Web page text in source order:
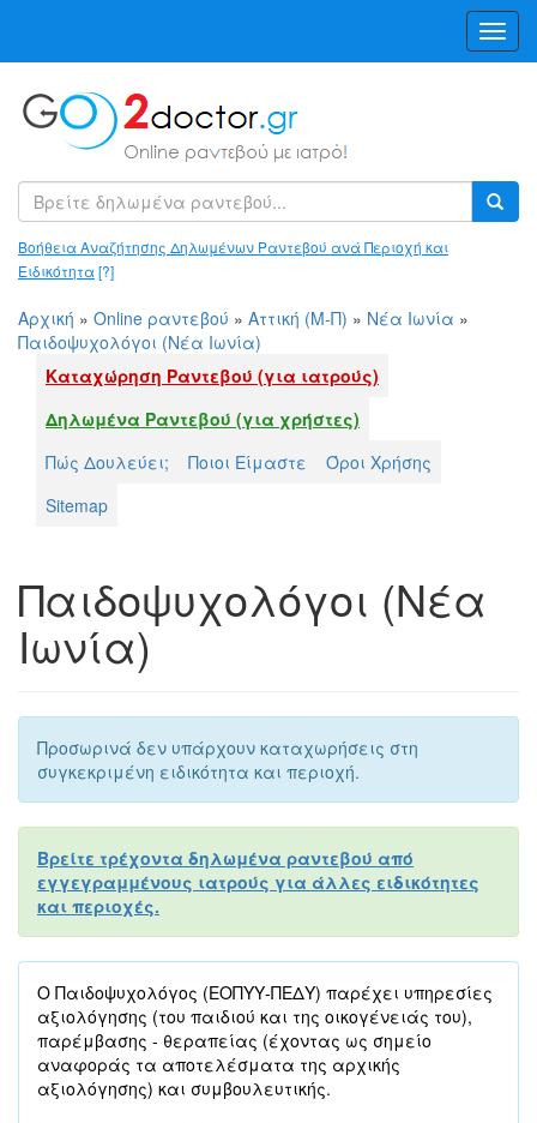
Βοήθεια Αναζήτησης Δηλωμένων Ραντεβού ανά Περιοχή και
Ειδικότητα[?]
Αρχική » Online ραντεβού » Αττική (Μ-Π) » Νέα Ιωνία »
Παιδοψυχολόγοι (Νέα Ιωνία)
Καταχώρηση Ραντεβού (για ιατρούς)
Δηλωμένα Ραντεβού (για χρήστες)
Πώς Δουλεύει;
Ποιοι Είμαστε
Όροι Χρήσης
Sitemap
Παιδοψυχολόγοι (Νέα
Ιωνία)
Προσωρινά δεν υπάρχουν καταχωρήσεις στη
συγκεκριμένη ειδικότητα και περιοχή.
Βρείτε τρέχοντα δηλωμένα ραντεβού από
εγγεγραμμένους ιατρούς για άλλες ειδικότητες
και περιοχές.
Ο Παιδοψυχολόγος (ΕΟΠΥΥ-ΠΕΔΥ) παρέχει υπηρεσίες
αξιολόγησης (του παιδιού και της οικογένειάς του),
παρέμβασης - θεραπείας (έχοντας ως σημείο
αναφοράς τα αποτελέσματα της αρχικής
αξιολόγησης) και συμβουλευτικής.